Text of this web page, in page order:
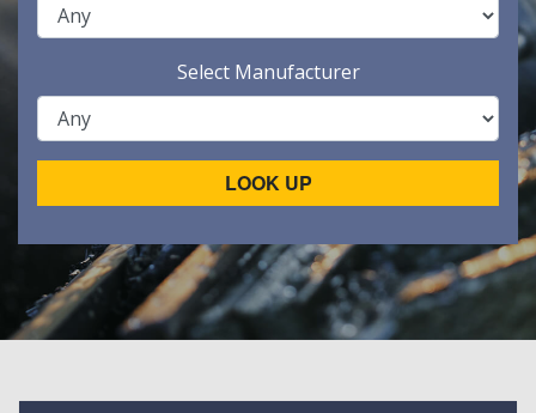
Select Manufacturer
LOOK UP